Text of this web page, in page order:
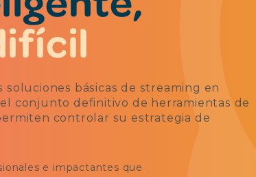
soluciones básicas de streaming en
conjunto definitivo de herramientas de
controlar su estrategia de
e impactantes que